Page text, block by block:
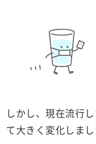
しかし、現在流行
て大きく変化しまし